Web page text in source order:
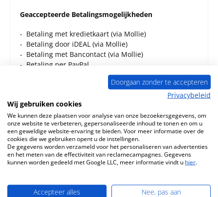
Geaccepteerde Betalingsmogelijkheden
- Betaling met kredietkaart (via Mollie)
- Betaling door iDEAL (via Mollie)
- Betaling met Bancontact (via Mollie)
- Betaling per PayPal
- Vooruitbetaling via overschrijving
Meer details over de betaling
Bij betaling per kredietkaart gebeurt de belasting van
de rekening van uw kredietkaart bij de
contractsluiting.
Onze bankgegevens:
Bankinstitut: HypoVereinsbank
Hypo Vereinsbank
Doorgaan zonder te accepteren
Privacybeleid
Wij gebruiken cookies
We kunnen deze plaatsen voor analyse van onze bezoekersgegevens, om
onze website te verbeteren, gepersonaliseerde inhoud te tonen en om u
een geweldige website-ervaring te bieden. Voor meer informatie over de
cookies die we gebruiken opent u de instellingen.
De gegevens worden verzameld voor het personaliseren van advertenties
en het meten van de effectiviteit van reclamecampagnes. Gegevens
kunnen worden gedeeld met Google LLC, meer informatie vindt u hier.
Accepteer alles Nee, pas aan